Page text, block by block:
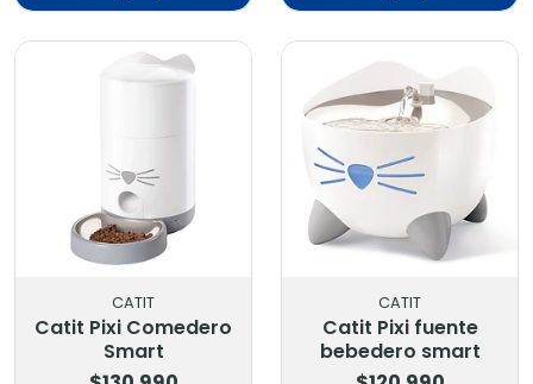
CATIT
Catit Pixi Comedero
Smart
CATIT
Catit Pixi fuente
bebedero smart